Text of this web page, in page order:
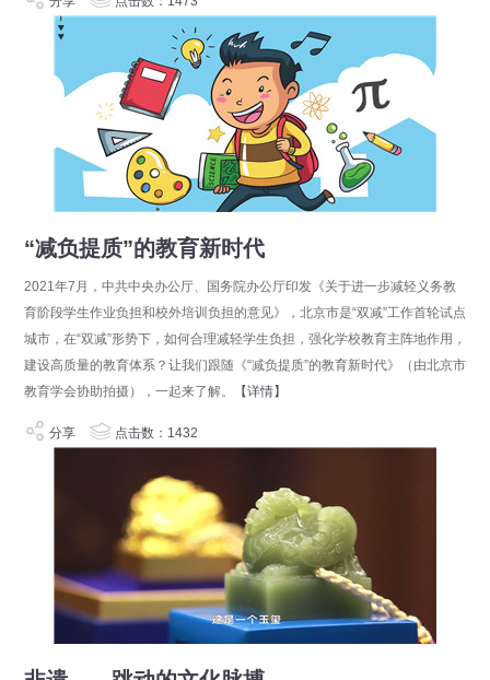
“减负提质”的教育新时代
2021年7月，中共中央办公厅、国务院办公厅印发《关于进一步减轻义务教
育阶段学生作业负担和校外培训负担的意见》，北京市是“双减”工作首轮试点
城市，在“双减”形势下，如何合理减轻学生负担，强化学校教育主阵地作用，
建设高质量的教育体系？让我们跟随《“减负提质”的教育新时代》（由北京市
教育学会协助拍摄），一起来了解。
【详情】
分享 点击数：1432